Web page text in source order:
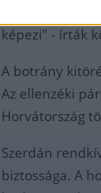
képezi" - írták
A botrány
Az ellenzéki
Horvátország
Szerdán
biztossága. A